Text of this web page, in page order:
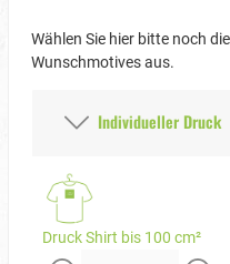
Wählen Sie hier bitte noch
Wunschmotives aus.
Individueller Druck
Druck Shirt bis 100 cm²